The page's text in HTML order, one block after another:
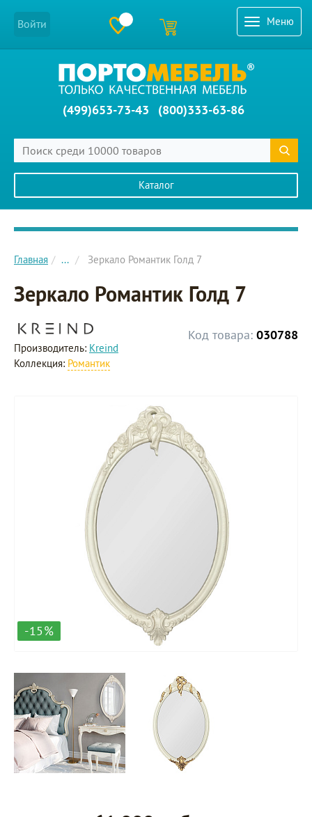
Меню
Войти
(499)653-73-43 (800)333-63-86
Каталог
Главное меню сайта
Главная ... Зеркало Романтик Голд 7
Зеркало Романтик Голд 7
Код товара: 030788
Производитель: Kreind
Коллекция: Романтик
-15%